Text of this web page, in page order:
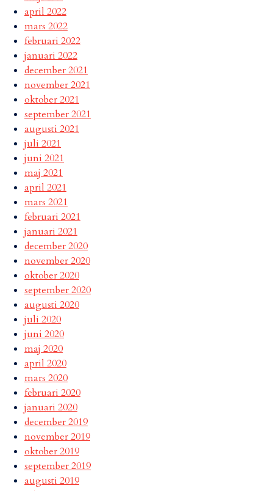
april 2022
mars 2022
februari 2022
januari 2022
december 2021
november 2021
oktober 2021
september 2021
augusti 2021
juli 2021
juni 2021
maj 2021
april 2021
mars 2021
februari 2021
januari 2021
december 2020
november 2020
oktober 2020
september 2020
augusti 2020
juli 2020
juni 2020
maj 2020
april 2020
mars 2020
februari 2020
januari 2020
december 2019
november 2019
oktober 2019
september 2019
augusti 2019